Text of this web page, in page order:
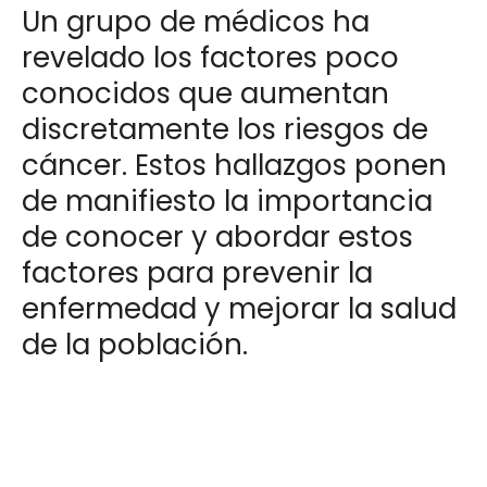
Un grupo de médicos ha
revelado los factores poco
conocidos que aumentan
discretamente los riesgos de
cáncer. Estos hallazgos ponen
de manifiesto la importancia
de conocer y abordar estos
factores para prevenir la
enfermedad y mejorar la salud
de la población.